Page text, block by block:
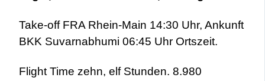
Take-off FRA Rhein-Main 14:30 Uhr, Ankunft
BKK Suvarnabhumi 06:45 Uhr Ortszeit.
Flight Time zehn, elf Stunden. 8.980